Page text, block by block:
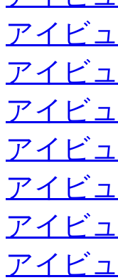
アイビ
アイビ
アイビ
アイビ
アイビ
アイビ
アイビ